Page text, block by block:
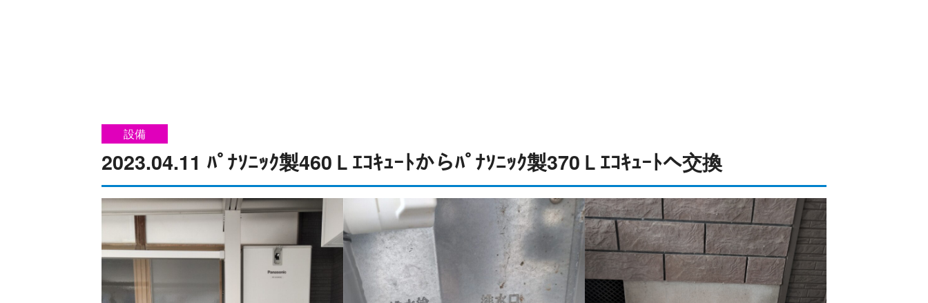
設備
2023.04.11 ﾊﾟﾅｿﾆｯｸ製460Ｌｴｺｷｭｰﾄからﾊﾟﾅｿﾆｯｸ製370Ｌｴｺｷｭｰﾄへ交換